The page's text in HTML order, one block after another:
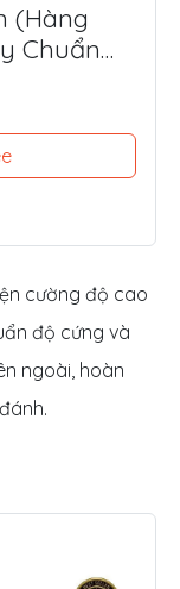
(Hàng
Chuẩn
cường độ cao
độ cứng và
ngoài, hoàn